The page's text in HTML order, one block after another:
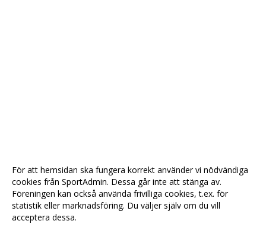
För att hemsidan ska fungera korrekt använder vi nödvändiga
cookies från SportAdmin. Dessa går inte att stänga av.
Föreningen kan också använda frivilliga cookies, t.ex. för
statistik eller marknadsföring. Du väljer själv om du vill
acceptera dessa.